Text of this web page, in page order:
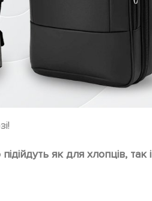
як для хлопців, так і